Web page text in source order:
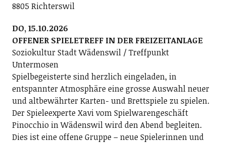
8805 Richterswil
DO, 15.10.2026
OFFENER SPIELETREFF IN DER FREIZEITANLAGE
Soziokultur Stadt Wädenswil / Treffpunkt
Untermosen
Spielbegeisterte sind herzlich eingeladen, in
entspannter Atmosphäre eine grosse Auswahl neuer
und altbewährter Karten- und Brettspiele zu spielen.
Der Spieleexperte Xavi vom Spielwarengeschäft
Pinocchio in Wädenswil wird den Abend begleiten.
Dies ist eine offene Gruppe – neue Spielerinnen und